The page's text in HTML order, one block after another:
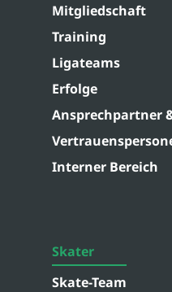
Mitgliedschaft
Training
Ligateams
Erfolge
Ansprechpartner
Interner Bereich
Skater
Skate-Team